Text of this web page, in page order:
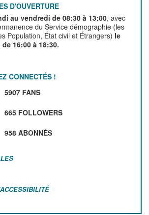
D'OUVERTURE
au vendredi de 08:30 à 13:00, avec
du Service démographie (les
Population, État civil et Étrangers) le
de 16:00 à 18:30.
CONNECTÉS !
5907 FANS
665 FOLLOWERS
958 ABONNÉS